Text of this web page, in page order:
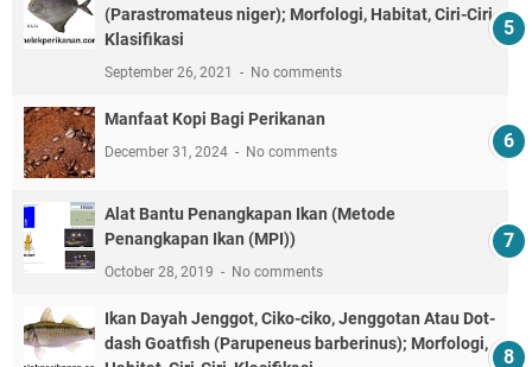
(Parastromateus niger); Morfologi, Habitat, Ciri-Ciri,
Klasifikasi
September 26, 2021 No comments
Manfaat Kopi Bagi Perikanan
December 31, 2024 No comments
Alat Bantu Penangkapan Ikan (Metode
Penangkapan Ikan (MPI))
October 28, 2019 No comments
Ikan Dayah Jenggot, Ciko-ciko, Jenggotan Atau Dot-
dash Goatfish (Parupeneus barberinus); Morfologi,